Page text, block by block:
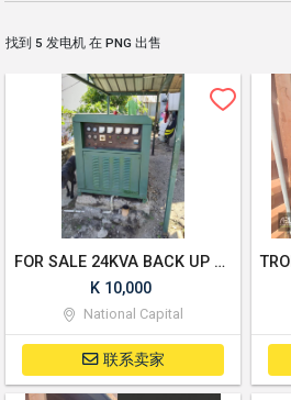
找到 5 发电机 在 PNG 出售
FOR SALE 24KVA BACK UP GENERATOR. GOOD FOR SMALL COMMERCIAL BUSINESS OPERATION OR SME BUSINESS
K 10,000
National Capital
联系卖家